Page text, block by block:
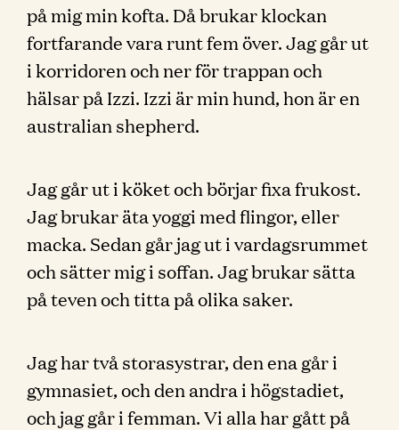
på mig min kofta. Då brukar klockan
fortfarande vara runt fem över. Jag går ut
i korridoren och ner för trappan och
hälsar på Izzi. Izzi är min hund, hon är en
australian shepherd.
Jag går ut i köket och börjar fixa frukost.
Jag brukar äta yoggi med flingor, eller
macka. Sedan går jag ut i vardagsrummet
och sätter mig i soffan. Jag brukar sätta
på teven och titta på olika saker.
Jag har två storasystrar, den ena går i
gymnasiet, och den andra i högstadiet,
och jag går i femman. Vi alla har gått på